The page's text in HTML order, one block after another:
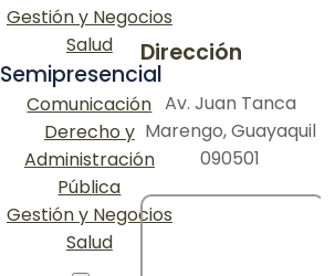
Gestión y Negocios
Salud
Semipresencial
Comunicación
Derecho y
Administración
Pública
Gestión y Negocios
Salud
Dirección
Av. Juan Tanca
Marengo, Guayaquil
090501